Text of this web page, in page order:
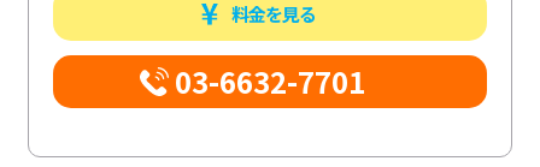
料金を見る
03-6632-7701